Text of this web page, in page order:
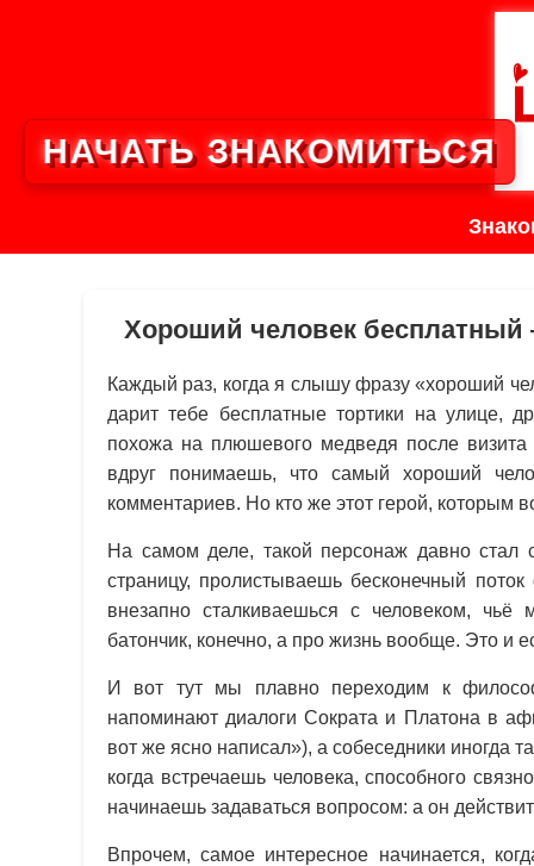
Хороший человек
Каждый раз, когда я слышу фразу «хороший
дарит тебе бесплатные тортики на улице,
похожа на плюшевого медведя после
вдруг понимаешь, что самый хороший
комментариев. Но кто же этот герой, которым
На самом деле, такой персонаж давно
страницу, пролистываешь бесконечный
внезапно сталкиваешься с человеком, чьё
батончик, конечно, а про жизнь вообще. Это и
И вот тут мы плавно переходим к
напоминают диалоги Сократа и Платона в
вот же ясно написал»), а собеседники иногда
когда встречаешь человека, способного
начинаешь задаваться вопросом: а он
Впрочем, самое интересное начинается,
НАЧАТЬ ЗНАКОМИТЬСЯ